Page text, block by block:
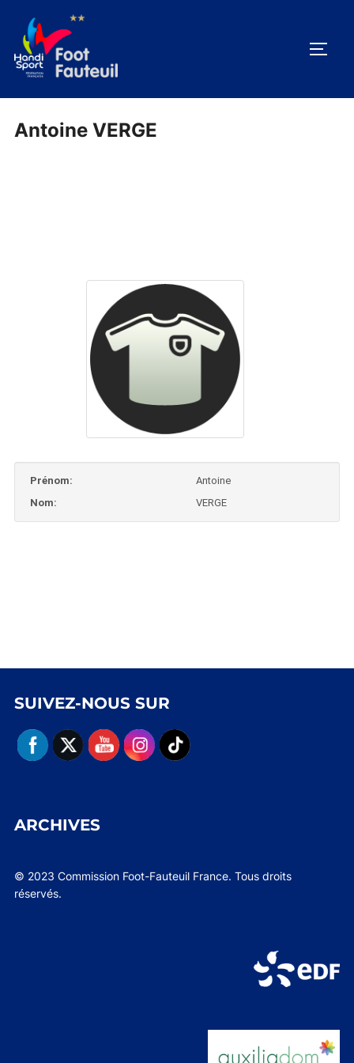
contenu
Antoine VERGE
Prénom:
Antoine
Nom:
VERGE
SUIVEZ-NOUS SUR
ARCHIVES
© 2023 Commission Foot-Fauteuil France. Tous droits
réservés.